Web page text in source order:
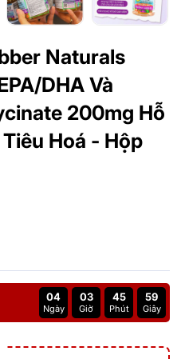
Naturals
DHA Và
200mg Hỗ
Hoá - Hộp
04
Ngày
03
Giờ
45
Phút
58
Giây